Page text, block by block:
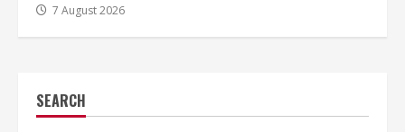
7 August 2026
SEARCH